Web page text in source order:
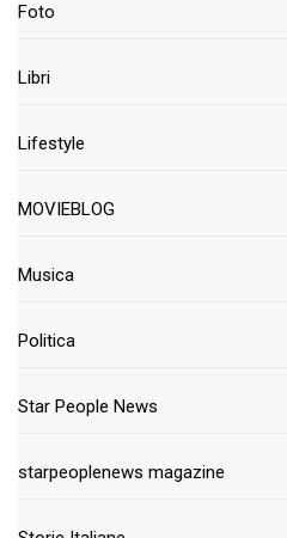
Foto
Libri
Lifestyle
MOVIEBLOG
Musica
Politica
Star People News
starpeoplenews magazine